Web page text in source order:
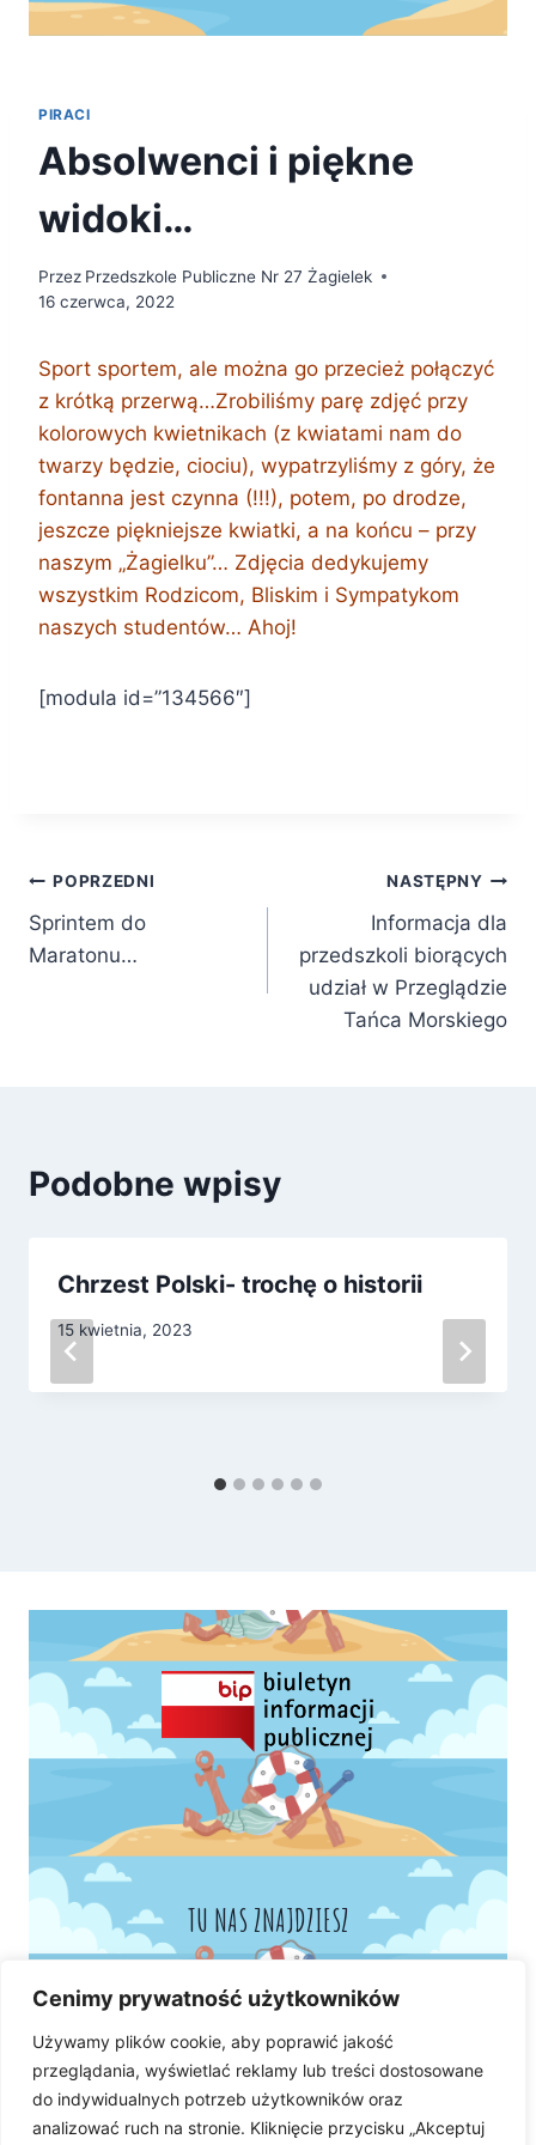
Cenimy prywatność użytkowników
Używamy plików cookie, aby poprawić jakość
przeglądania, wyświetlać reklamy lub treści dostosowane
do indywidualnych potrzeb użytkowników oraz
analizować ruch na stronie. Kliknięcie przycisku „Akceptuj
PIRACI
Absolwenci i piękne
widoki…
Przez Przedszkole Publiczne Nr 27 Żagielek
16 czerwca, 2022
Sport sportem, ale można go przecież połączyć
z krótką przerwą…Zrobiliśmy parę zdjęć przy
kolorowych kwietnikach (z kwiatami nam do
twarzy będzie, ciociu), wypatrzyliśmy z góry, że
fontanna jest czynna (!!!), potem, po drodze,
jeszcze piękniejsze kwiatki, a na końcu – przy
naszym „Żagielku”… Zdjęcia dedykujemy
wszystkim Rodzicom, Bliskim i Sympatykom
naszych studentów… Ahoj!
[modula id=”134566″]
Nawigacja
wpisu
POPRZEDNI
Sprintem do
Maratonu…
NASTĘPNY
Informacja dla
przedszkoli biorących
udział w Przeglądzie
Tańca Morskiego
Podobne wpisy
Chrzest Polski- trochę o historii
15 kwietnia, 2023
TU NAS ZNAJDZIESZ